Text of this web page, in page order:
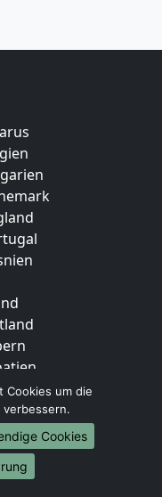
Cookies um die
Cookies